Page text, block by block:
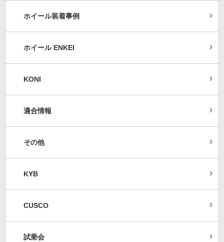
ホイール装着事例
ホイール ENKEI
KONI
適合情報
その他
KYB
CUSCO
試乗会